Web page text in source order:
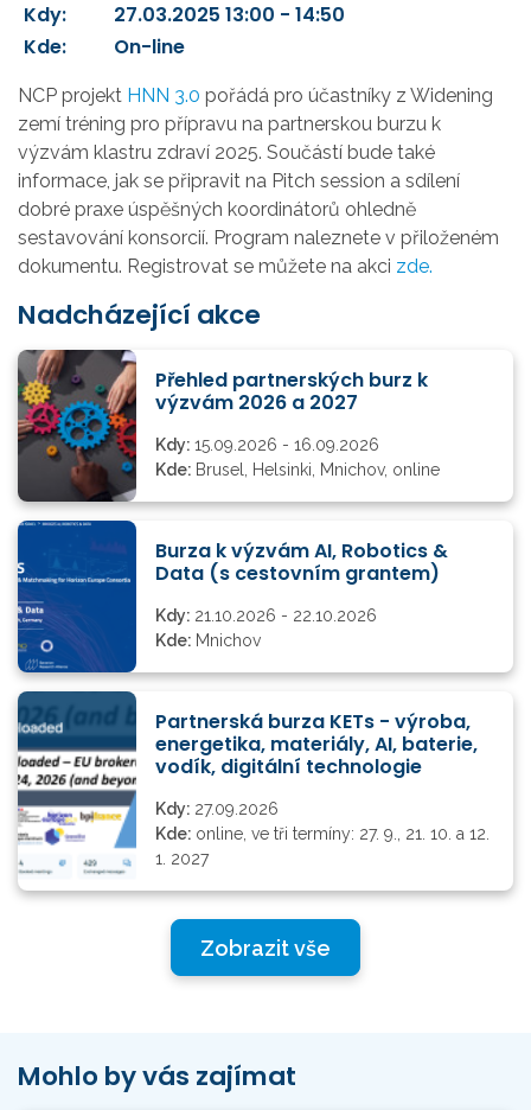
Kdy:
27.03.2025 13:00 - 14:50
Kde:
On-line
NCP projekt HNN 3.0 pořádá pro účastníky z Widening
zemí tréning pro přípravu na partnerskou burzu k
výzvám klastru zdraví 2025. Součástí bude také
informace, jak se připravit na Pitch session a sdílení
dobré praxe úspěšných koordinátorů ohledně
sestavování konsorcií. Program naleznete v přiloženém
dokumentu. Registrovat se můžete na akci zde.
Nadcházející akce
Přehled partnerských burz k
výzvám 2026 a 2027
Kdy: 15.09.2026 - 16.09.2026
Kde: Brusel, Helsinki, Mnichov, online
Burza k výzvám AI, Robotics &
Data (s cestovním grantem)
Kdy: 21.10.2026 - 22.10.2026
Kde: Mnichov
Partnerská burza KETs - výroba,
energetika, materiály, AI, baterie,
vodík, digitální technologie
Kdy: 27.09.2026
Kde: online, ve tři termíny: 27. 9., 21. 10. a 12.
1. 2027
Zobrazit vše
Mohlo by vás zajímat